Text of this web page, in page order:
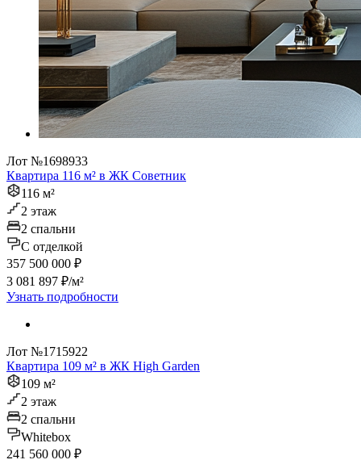
Лот №1698933
Квартира 116 м² в ЖК Советник
116 м²
2 этаж
2 спальни
C отделкой
357 500 000 ₽
3 081 897 ₽/м²
Узнать подробности
Лот №1715922
Квартира 109 м² в ЖК High Garden
109 м²
2 этаж
2 спальни
Whitebox
241 560 000 ₽